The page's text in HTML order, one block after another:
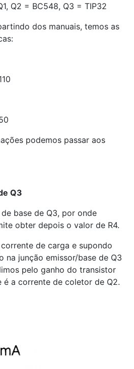
1, Q2 = BC548, Q3 = TIP32
dos manuais, temos as
podemos passar aos
Q3
base de Q3, por onde
obter depois o valor de R4.
de carga e supondo
na junção emissor/base de Q3
pelo ganho do transistor
é a corrente de coletor de Q2.